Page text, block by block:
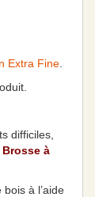
Extra Fine
difficiles,
Brosse à
à l’aide